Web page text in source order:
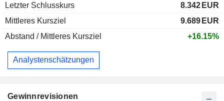
Letzter Schlusskurs
8.342 EUR
Mittleres Kursziel
9.689 EUR
Abstand / Mittleres Kursziel
+16.15%
Analystenschätzungen
Gewinnrevisionen